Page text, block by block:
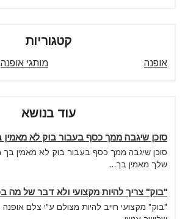
קטגוריות
אופנה מותגי אופנה
עוד בנושא
סוכן שיגבה ממך כסף בעבור בוק לא מאמין
סוכן שיגבה ממך כסף בעבור בוק לא מאמין בך
שלך מאמין בך...
"בוק" צריך להיות מקצועי ולא דבר של מה
"בוק" מקצועי חייב להיות מצולם ע"י צלם אופנה